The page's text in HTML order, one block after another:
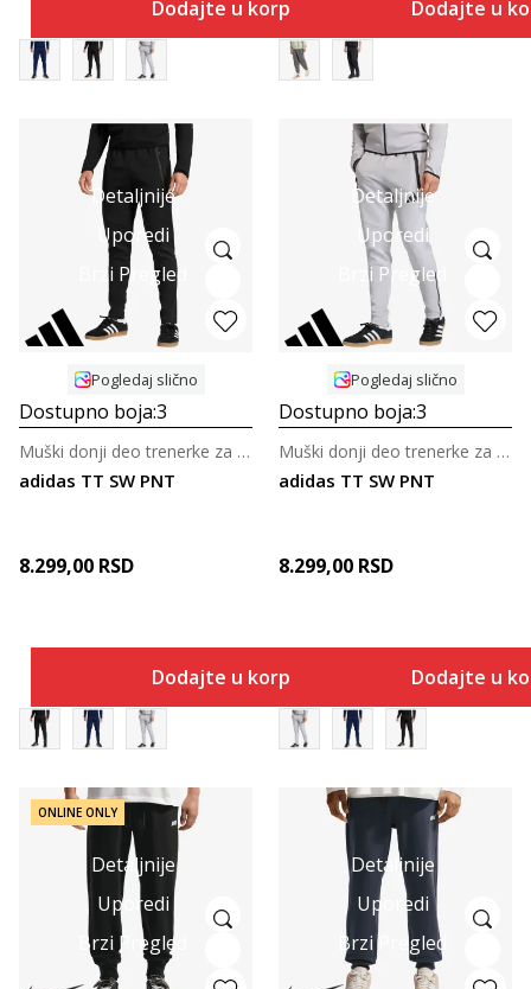
Dodajte u korpu Dodajte u
Detaljnije
Uporedi
Brzi Pregled
Pogledaj slično
Dostupno boja:3
adidas TT SW PNT
Muški donji deo trenerke za fudbal
8.299,00 RSD
Dodajte u korpu
Detaljnije
Uporedi
Brzi Pregled
Pogledaj slično
Dostupno boja:3
adidas TT SW PNT
Muški donji deo trenerke za fudbal
8.299,00 RSD
Dodajte u
Detaljnije
Uporedi
Brzi Pregled
ONLINE ONLY
Detaljnije
Uporedi
Brzi Pregled